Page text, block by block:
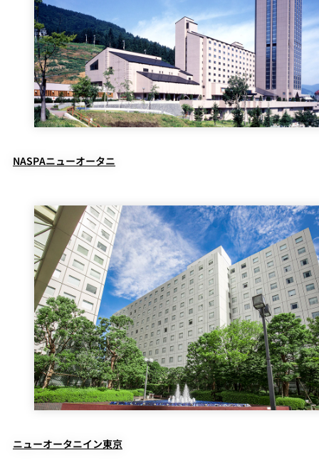
NASPAニューオータニ
ニューオータニイン東京